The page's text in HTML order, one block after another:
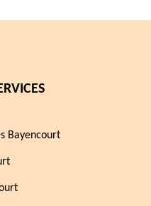
Bayencourt